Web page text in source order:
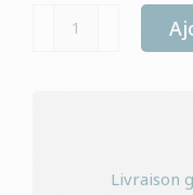
quantité
Livraison